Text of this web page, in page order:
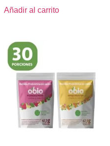
Añadir al carrito